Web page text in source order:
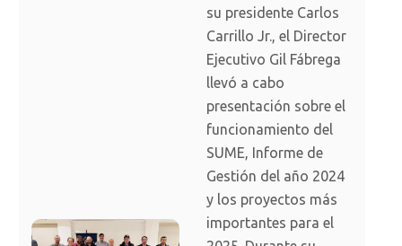
su presidente Carlos
Carrillo Jr., el Director
Ejecutivo Gil Fábrega
llevó a cabo
presentación sobre el
funcionamiento del
SUME, Informe de
Gestión del año 2024
y los proyectos más
importantes para el